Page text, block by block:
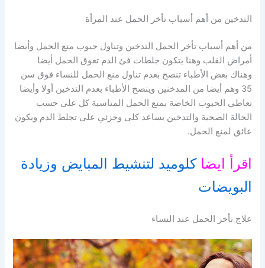
التدخين من أهم أسباب تأخر الحمل عند المرأة
من أهم أسباب تأخر الحمل التدخين وتناول حبوب منع الحمل وأيضا
أمراض القلب وهنا يتكون جلطات فئ الدم تعوق الحمل أيضا
وهناك بعض الأطباء تنصح بعدم تناول منع الحمل للنساء فوق سن
35 وهم أيضا من المدخنين وينصح الأطباء بعدم التدخين أولا وأيضا
تعاطي الحبوب الخاصة بمنع الحمل المناسبة كل على حسب
الحالة الصحية والتدخين يساعد كلى وجزئي على تجلط الدم ويكون
عائق لمنع الحمل.
اقرأ ايضا كلوميد لتنشيط المبايض وزيادة
البويضات
علاج تأخر الحمل عند النساء